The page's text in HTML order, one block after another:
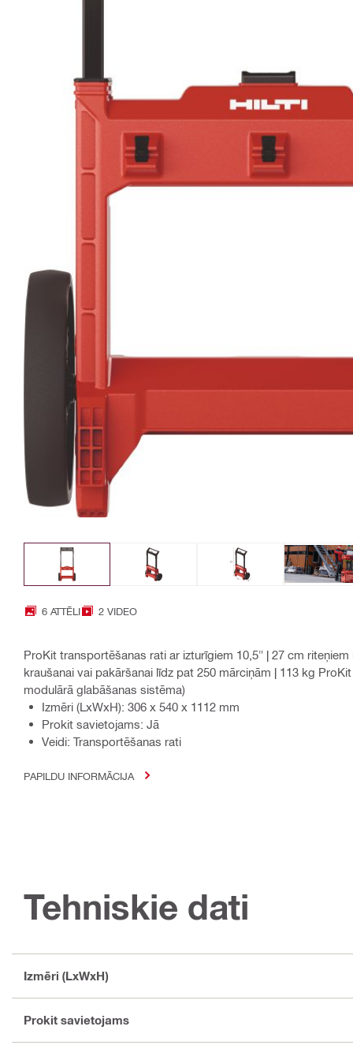
6 ATTĒLI 2 VIDEO
ProKit transportēšanas rati ar izturīgiem 10,5" | 27 cm
kraušanai vai pakāršanai līdz pat 250 mārciņām | 113 kg
modulārā glabāšanas sistēma)
Izmēri (LxWxH): 306 x 540 x 1112 mm
Prokit savietojams: Jā
Veidi: Transportēšanas rati
PAPILDU INFORMĀCIJA
Tehniskie dati
Izmēri (LxWxH)
Prokit savietojams